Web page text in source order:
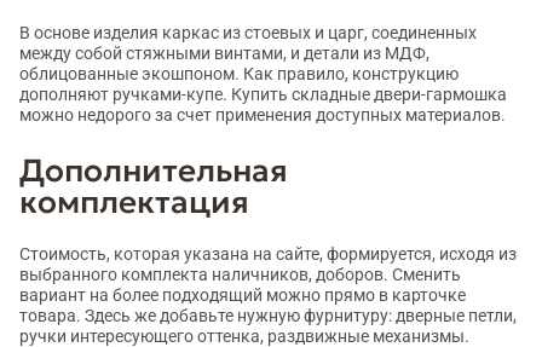
В основе изделия каркас из стоевых и царг, соединенных
между собой стяжными винтами, и детали из МДФ,
облицованные экошпоном. Как правило, конструкцию
дополняют ручками-купе. Купить складные двери-гармошка
можно недорого за счет применения доступных материалов.
Дополнительная
комплектация
Стоимость, которая указана на сайте, формируется, исходя из
выбранного комплекта наличников, доборов. Сменить
вариант на более подходящий можно прямо в карточке
товара. Здесь же добавьте нужную фурнитуру: дверные петли,
ручки интересующего оттенка, раздвижные механизмы.